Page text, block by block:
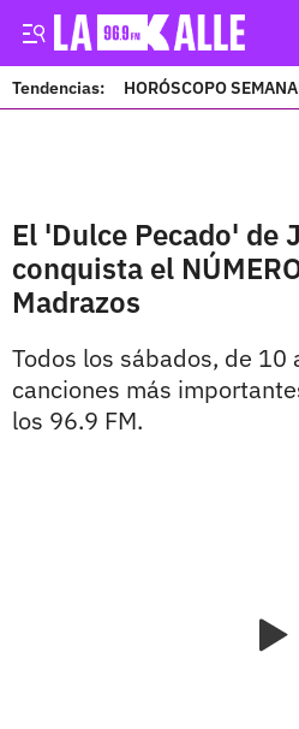
Tendencias: HORÓSCOPO
El 'Dulce Pecado' de
conquista el
Madrazos
Todos los sábados, de 10
canciones más
los 96.9 FM.